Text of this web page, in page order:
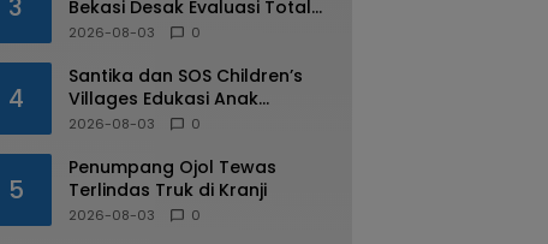
3
Bekasi Desak Evaluasi Total
Usai Dugaan Pungli Oknum
2026-08-03 0
4
Santika dan SOS Children’s
Villages Edukasi Anak
Mengenal Industri Perhotelan
2026-08-03 0
5
Penumpang Ojol Tewas
Terlindas Truk di Kranji
2026-08-03 0